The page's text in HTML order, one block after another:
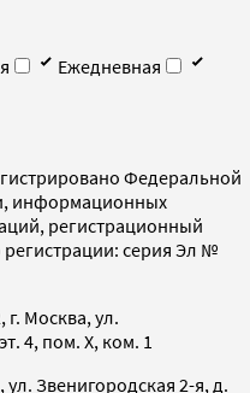
Ежедневная
Федеральной
информационных
регистрационный
серия Эл №
г. Москва, ул.
4, пом. X, ком. 1
Звенигородская 2-я, д.